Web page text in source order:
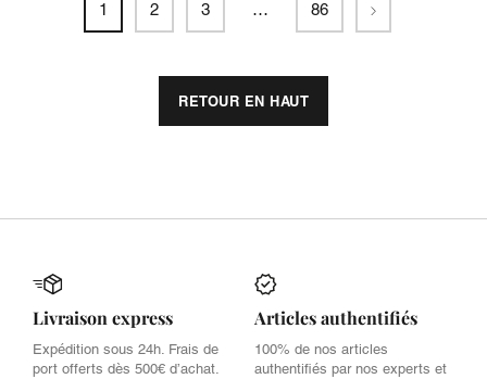
1 2 3 … 86 Suivant
RETOUR EN HAUT
Livraison express
Expédition sous 24h. Frais de
port offerts dès 500€ d’achat.
Articles authentifiés
100% de nos articles
authentifiés par nos experts et